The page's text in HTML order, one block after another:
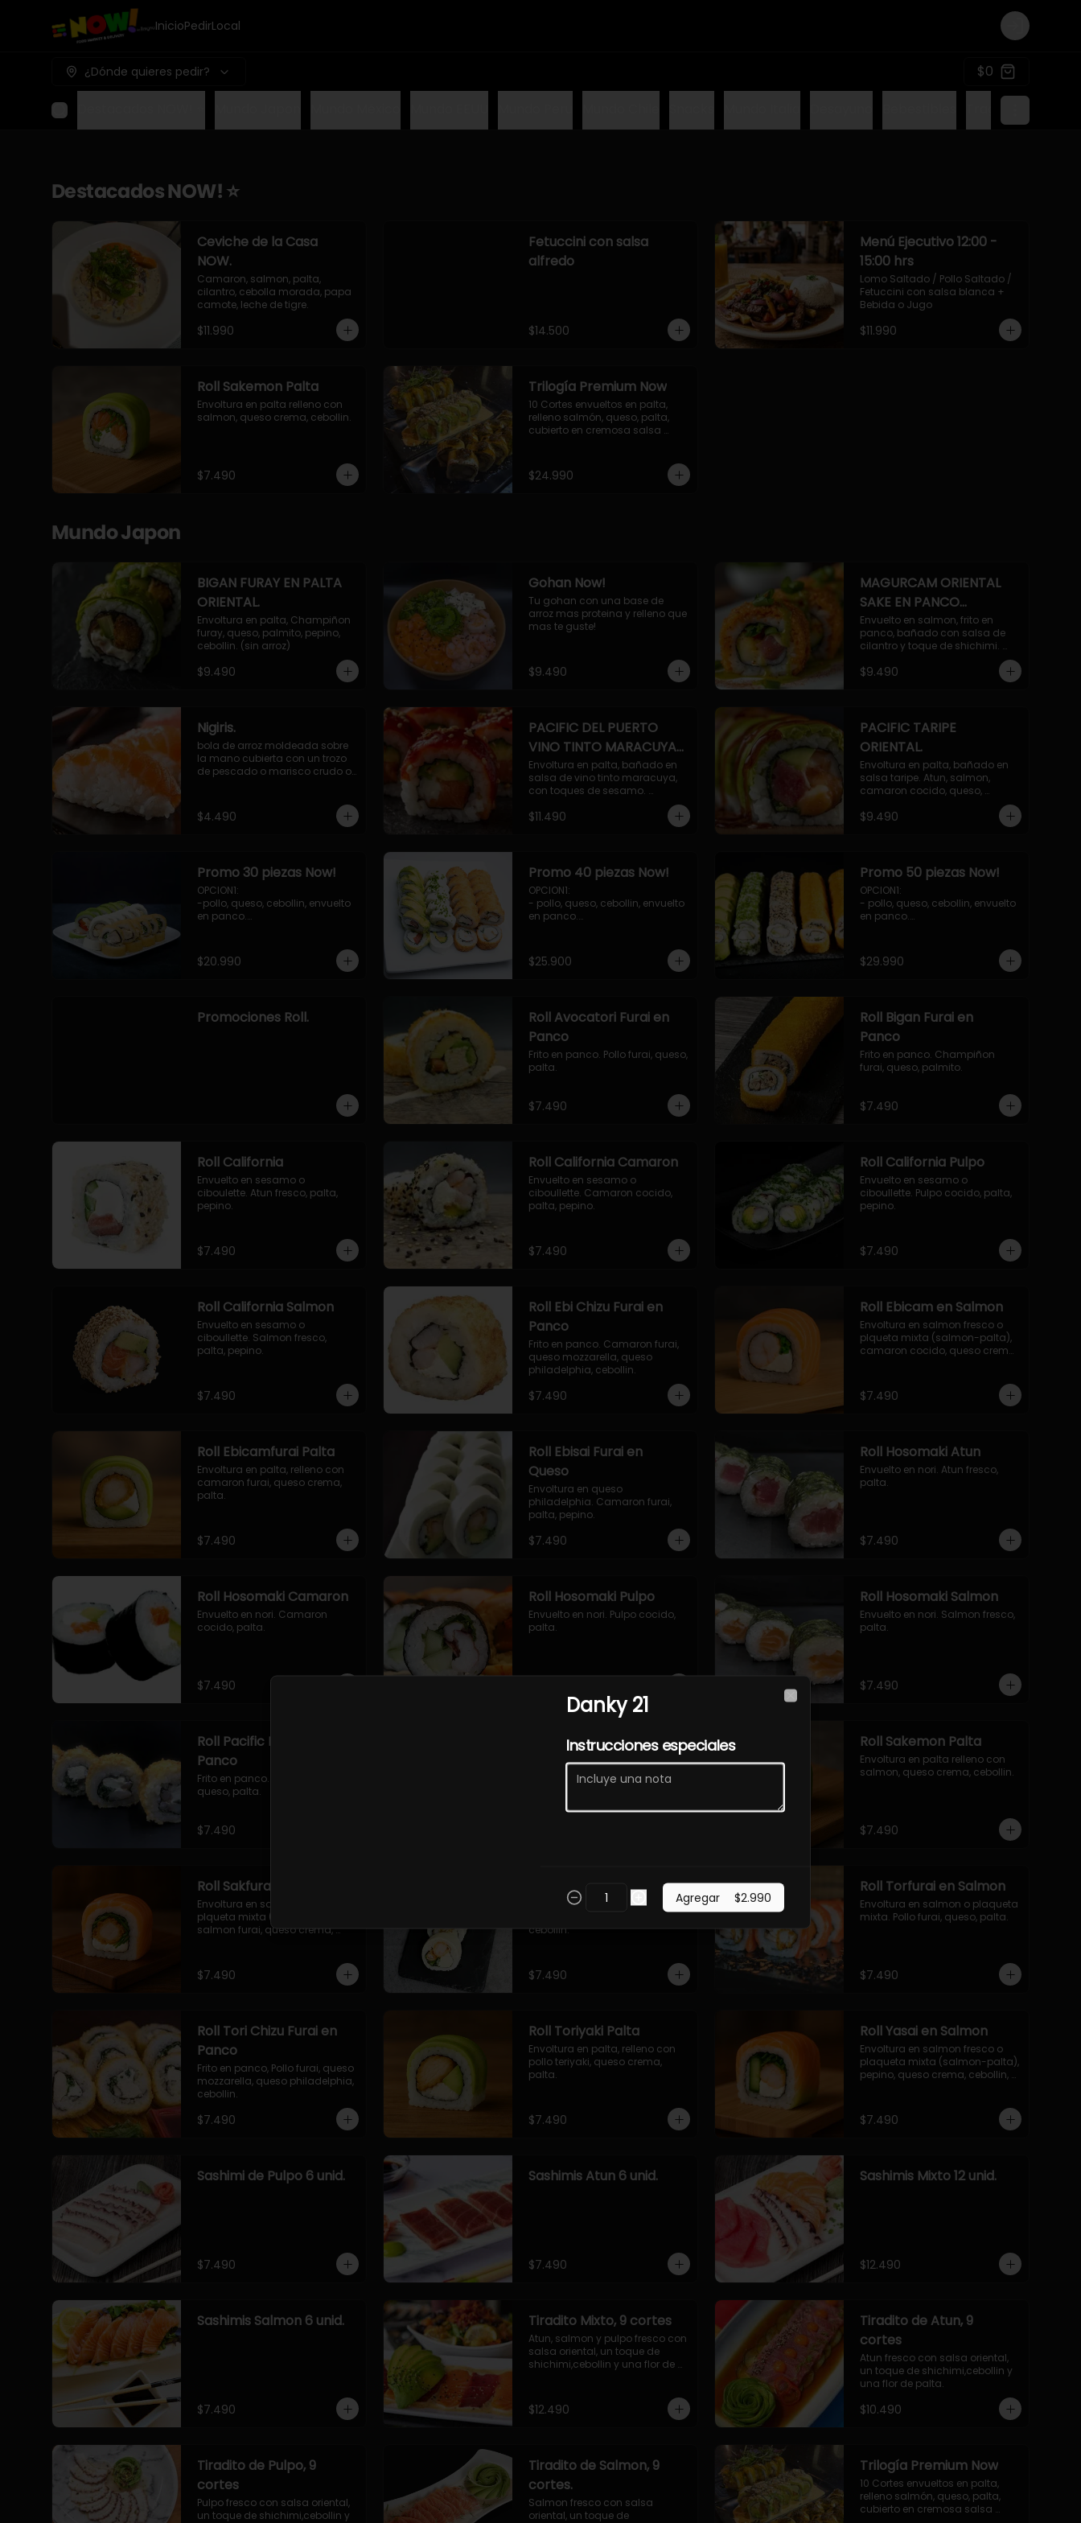
InicioPedirLocal Login
¿Dónde quieres pedir? $0
Destacados NOW! ⭐
Ceviche de la Casa
NOW.
Camaron, salmon, palta,
cilantro, cebolla morada, papa
camote, leche de tigre.
$11.990
Fetuccini con salsa
alfredo
$14.500
Menú Ejecutivo 12:00 -
15:00 hrs
Lomo Saltado / Pollo Saltado /
Fetuccini con salsa blanca +
Bebida o Jugo
$11.990
Roll Sakemon Palta
Envoltura en palta relleno con
salmon, queso crema, cebollin.
$7.490
Trilogía Premium Now
10 Cortes envueltos en palta,
relleno salmón, queso, palta,
cubierto en cremosa salsa
crema, relleno de pollo
apanado y palta, cubierto con
salmón.
$24.990
Mundo Japon
BIGAN FURAY EN PALTA
ORIENTAL.
Envoltura en palta, Champiñon
furay, queso, palmito, pepino,
cebollin. (sin arroz)
$9.490
Gohan Now!
Tu gohan con una base de
arroz mas proteina y relleno que
mas te guste!
$9.490
MAGURCAM ORIENTAL
SAKE EN PANCO
ACILANTRADO.
Envuelto en salmon, frito en
panco, bañado con salsa de
cilantro y toque de shichimi.
Atun, camaron, queso, cebollin.
$9.490
Nigiris.
bola de arroz moldeada sobre
la mano cubierta con un trozo
de pescado o marisco crudo o
$4.490
PACIFIC DEL PUERTO
VINO TINTO MARACUYA
ORIENTAL.
Envoltura en palta, bañado en
salsa de vino tinto maracuya,
con toques de sesamo.
Camaron furai, salmon, queso,
pepino.
$11.490
PACIFIC TARIPE
ORIENTAL.
Envoltura en palta, bañado en
salsa taripe. Atun, salmon,
camaron cocido, queso,
$9.490
Promo 30 piezas Now!
OPCION1:
-pollo, queso, cebollin, envuelto
en panco.
-palmito, pepino, queso,
envuelto ciboulette o sesamo.
-camaron, palta, cebollin,
$20.990
Promo 40 piezas Now!
OPCION1:
- pollo, queso, cebollin, envuelto
en panco.
- palmito, pepino, queso,
envuelto en palta.
- pollo, queso, cebollin, envuelto
en panco.
- camaron, queso, cebollin,
envuelto en palta.
- palmito, pepino, queso,
- salmon, queso, palta, envuelto
en queso.
$25.900
Promo 50 piezas Now!
OPCION1:
- pollo, queso, cebollin, envuelto
en panco.
- palmito, pepino, queso,
envuelto en palta.
OPCION2:
- pollo, queso, cebollin, envuelto
en panco.
- camaron, queso, cebollin,
envuelto en panco.
- salmon, queso, palta, envuelto
$29.990
Promociones Roll.
Roll Avocatori Furai en
Panco
Frito en panco. Pollo furai, queso,
palta.
$7.490
Roll Bigan Furai en
Panco
Frito en panco. Champiñon
furai, queso, palmito.
$7.490
Roll California
Envuelto en sesamo o
ciboulette. Atun fresco, palta,
pepino.
$7.490
Roll California Camaron
Envuelto en sesamo o
ciboullette. Camaron cocido,
palta, pepino.
$7.490
Roll California Pulpo
Envuelto en sesamo o
ciboullette. Pulpo cocido, palta,
pepino.
$7.490
Roll California Salmon
Envuelto en sesamo o
ciboullette. Salmon fresco,
palta, pepino.
$7.490
Roll Ebi Chizu Furai en
Panco
Frito en panco. Camaron furai,
queso mozzarella, queso
philadelphia, cebollin.
$7.490
Roll Ebicam en Salmon
Envoltura en salmon fresco o
plqueta mixta (salmon-palta),
camaron cocido, queso crema,
$7.490
Roll Ebicamfurai Palta
Envoltura en palta, relleno con
camaron furai, queso crema,
palta.
$7.490
Roll Ebisai Furai en
Queso
Envoltura en queso
philadelphia. Camaron furai,
palta, pepino.
$7.490
Roll Hosomaki Atun
Envuelto en nori. Atun fresco,
palta.
$7.490
Roll Hosomaki Camaron
Envuelto en nori. Camaron
cocido, palta.
$7.490
Roll Hosomaki Pulpo
Envuelto en nori. Pulpo cocido,
palta.
Roll Hosomaki Salmon
Envuelto en nori. Salmon fresco,
palta.
$7.490
Roll Pacific Furai en
Panco
Frito en panco. Camaron furai,
queso, palta.
$7.490
Roll Sakasai en Queso
Envoltura en queso crema,
relleno de salmón, pepino, palta.
Roll Sakemon Palta
Envoltura en palta relleno con
salmon, queso crema, cebollin.
$7.490
Roll Sakfurai en Salmon
Envoltura en salmon fresco o
plqueta mixta (salmon-palta),
salmon furai, queso crema,
$7.490
Roll Torfurai en Queso
Envoltura en queso
philadelphia. Pollo furai, palta,
cebollin.
$7.490
Roll Torfurai en Salmon
Envoltura en salmon o plaqueta
mixta. Pollo furai, queso, palta.
$7.490
Roll Tori Chizu Furai en
Panco
Frito en panco, Pollo furai, queso
mozzarella, queso philadelphia,
cebollin.
$7.490
Roll Toriyaki Palta
Envoltura en palta, relleno con
pollo teriyaki, queso crema,
palta.
$7.490
Roll Yasai en Salmon
Envoltura en salmon fresco o
plaqueta mixta (salmon-palta),
pepino, queso crema, cebollin,
$7.490
Sashimi de Pulpo 6 unid.
$7.490
Sashimis Atun 6 unid.
$7.490
Sashimis Mixto 12 unid.
$12.490
Sashimis Salmon 6 unid.
$7.490
Tiradito Mixto, 9 cortes
Atun, salmon y pulpo fresco con
salsa oriental, un toque de
shichimi,cebollin y una flor de
$12.490
Tiradito de Atun, 9
cortes
Atun fresco con salsa oriental,
un toque de shichimi,cebollin y
una flor de palta.
$10.490
Tiradito de Pulpo, 9
cortes
Pulpo fresco con salsa oriental,
un toque de shichimi,cebollin y
Tiradito de Salmon, 9
cortes.
Salmon fresco con salsa
oriental, un toque de
Trilogía Premium Now
10 Cortes envueltos en palta,
relleno salmón, queso, palta,
cubierto en cremosa salsa
Danky 21
Instrucciones especiales
Agregar $2.990